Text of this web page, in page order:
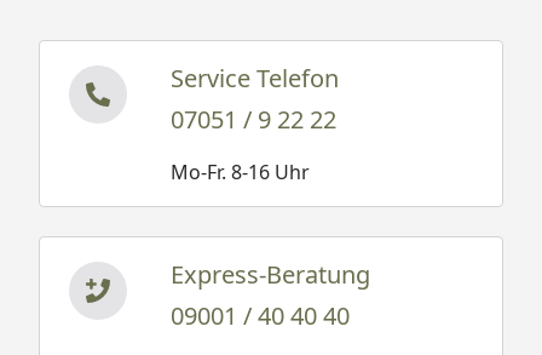
Service Telefon
07051 / 9 22 22
Mo-Fr. 8-16 Uhr
Express-Beratung
09001 / 40 40 40